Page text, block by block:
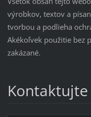
výrobkov, textov a
tvorbou a podlieha
Akékoľvek použitie bez
zakázané.
Kontaktujte